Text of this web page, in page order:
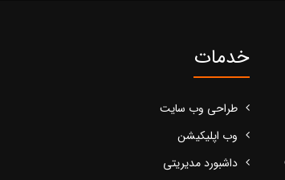
خدمات
طراحی وب سایت
وب اپلیکیشن
داشبورد مدیریتی